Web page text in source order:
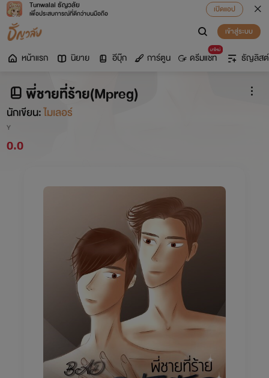
Tunwalai ธัญวลัย
เพื่อประสบการณ์ที่ดีกว่าบนมือถือ
เปิดแอป
เข้าสู่ระบบ
หน้าแรก นิยาย อีบุ๊ก การ์ตูน
มาใหม่
ดรีมแชท ธัญลิสต์
พี่ชายที่ร้าย(Mpreg)
นักเขียน:ไมเลอร์
Y
0.0